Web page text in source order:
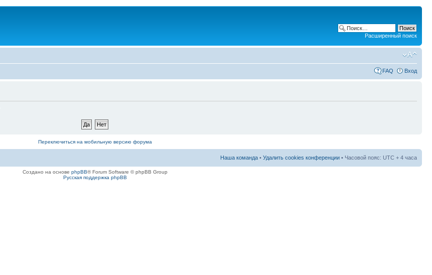
Расширенный поиск
FAQ Вход
Переключиться на мобильную версию форума
Наша команда • Удалить cookies конференции • Часовой пояс: UTC + 4 часа
Создано на основе phpBB® Forum Software © phpBB Group
Русская поддержка phpBB